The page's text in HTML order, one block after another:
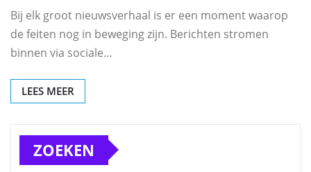
Bij elk groot nieuwsverhaal is er een moment waarop
de feiten nog in beweging zijn. Berichten stromen
binnen via sociale…
LEES MEER
ZOEKEN